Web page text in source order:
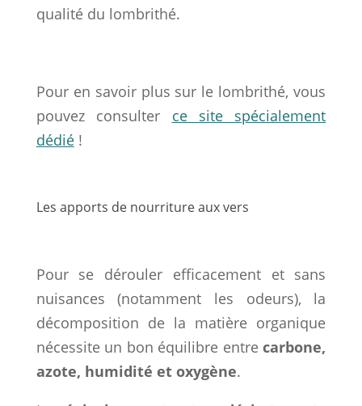
qualité du lombrithé.
Pour en savoir plus sur le lombrithé, vous
pouvez consulter ce site spécialement
dédié!
Les apports de nourriture aux vers
Pour se dérouler efficacement et sans
nuisances (notamment les odeurs), la
décomposition de la matière organique
nécessite un bon équilibre entrecarbone,
azote, humidité et oxygène.